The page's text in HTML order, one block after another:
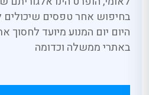
בחיפוש אחר טפסים
היום יום המנוע מיועד לחסוך
באתרי ממשלה וכדומה